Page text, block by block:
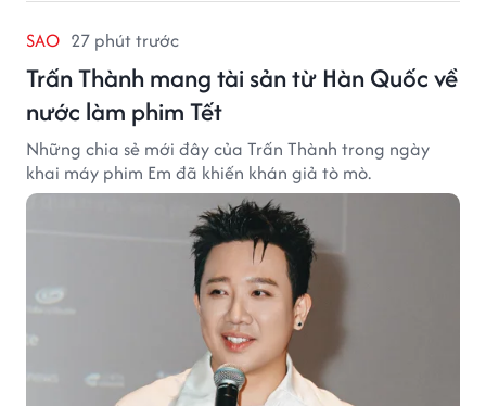
SAO 27 phút trước
Trấn Thành mang tài sản từ Hàn Quốc về
nước làm phim Tết
Những chia sẻ mới đây của Trấn Thành trong ngày
khai máy phim Em đã khiến khán giả tò mò.